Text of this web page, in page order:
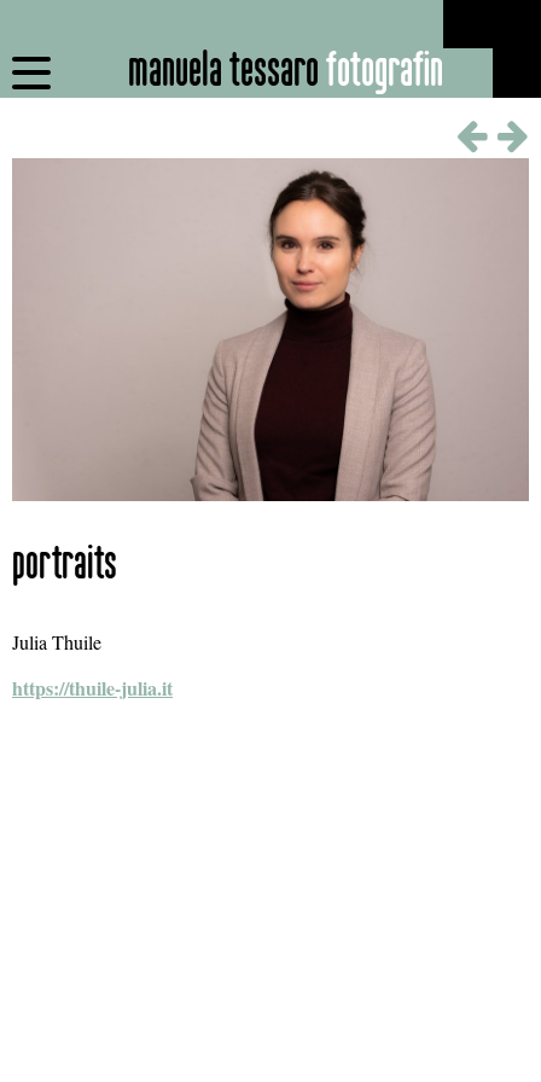
manuela tessarofotografin
portraits
Julia Thuile
https://thuile-julia.it